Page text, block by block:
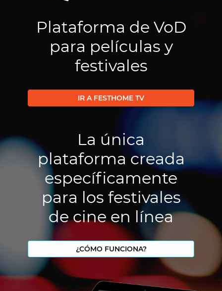
Plataforma de VoD
para películas y
festivales
IR A FESTHOME TV
La única
plataforma creada
específicamente
para los festivales
de cine en línea
¿CÓMO FUNCIONA?